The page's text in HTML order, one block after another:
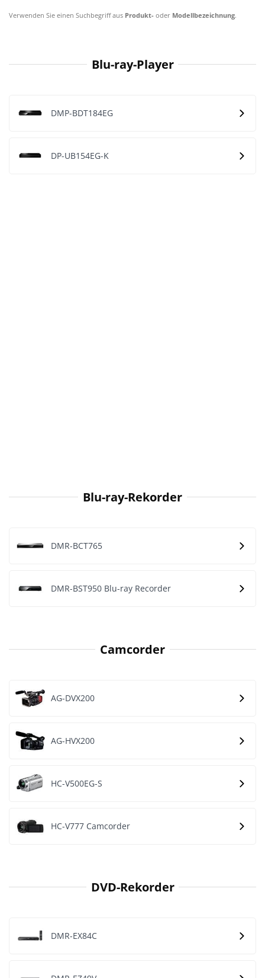
Verwenden Sie einen Suchbegriff aus Produkt- oder Modellbezeichnung.
Blu-ray-Player
DMP-BDT184EG
DP-UB154EG-K
Blu-ray-Rekorder
DMR-BCT765
DMR-BST950 Blu-ray Recorder
Camcorder
AG-DVX200
AG-HVX200
HC-V500EG-S
HC-V777 Camcorder
DVD-Rekorder
DMR-EX84C